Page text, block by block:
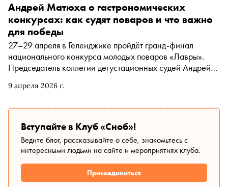
9 апреля 2026 г.
Андрей Матюха о гастрономических
конкурсах: как судят поваров и что важно
для победы
27–29 апреля в Геленджике пройдёт гранд-финал
национального конкурса молодых поваров «Лавры».
Председатель коллегии дегустационных судей Андрей
не только принимал участие, но и входил в состав жюри
d’Or. О тонкостях подготовки, критериях оценки,
распространённых ошибках и маленьких хитростях
шеф-повар ресторанов «The Печь» и «Угли-Угли»
рассказал в интервью редактору «Сноба» Марии
Вступайте в Клуб «Сноб»!
Ведите блог, рассказывайте о себе, знакомьтесь с
интересными людьми на сайте и мероприятиях клуба.
Присоединиться